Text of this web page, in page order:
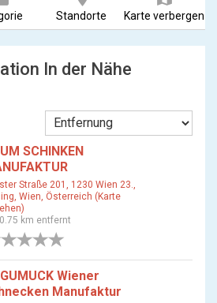
Standorte Karte verbergen
In der Nähe
SCHINKEN
Straße 201, 1230 Wien 23.,
Wien, Österreich (Karte
km entfernt
Wiener
Manufaktur